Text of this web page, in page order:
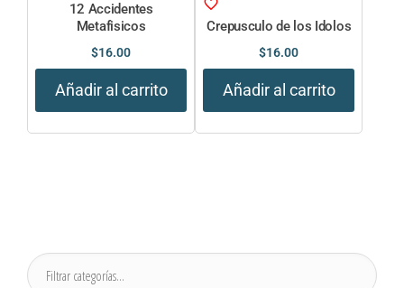
12 Accidentes
Metafisicos
$16.00
Añadir al carrito
Crepusculo de los Idolos
$16.00
Añadir al carrito